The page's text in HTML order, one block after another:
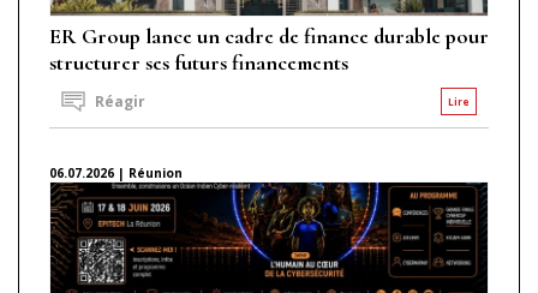
ER Group lance un cadre de finance durable pour
structurer ses futurs financements
Lire
Réagir
06.07.2026 | Réunion